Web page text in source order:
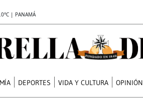
| PANAMÁ
DEPORTES VIDA Y CULTURA OPINIÓN